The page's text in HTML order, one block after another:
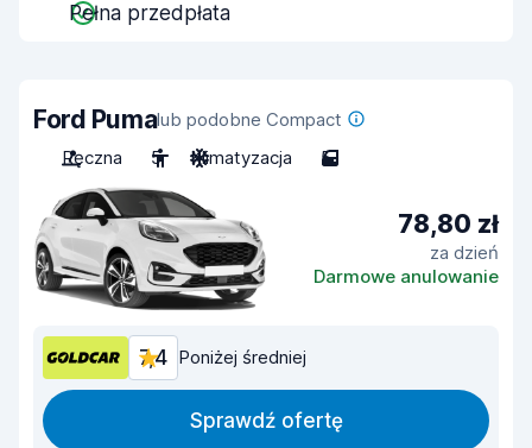
Pełna przedpłata
Ford Pumalub podobne Compact
Ręczna
5 Klimatyzacja 5
78,80 zł
za dzień
Darmowe anulowanie
7,4 Poniżej średniej
Sprawdź ofertę